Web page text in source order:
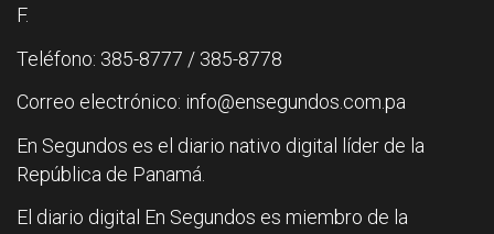
F.
Teléfono: 385-8777 / 385-8778
Correo electrónico: info@ensegundos.com.pa
En Segundos es el diario nativo digital líder de la
República de Panamá.
El diario digital En Segundos es miembro de la